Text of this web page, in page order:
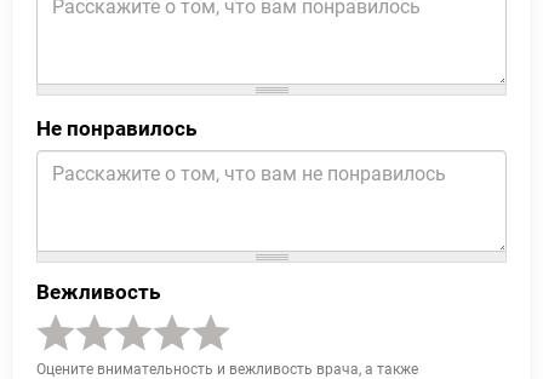
Не понравилось
Вежливость
Оцените внимательность и вежливость врача, а также